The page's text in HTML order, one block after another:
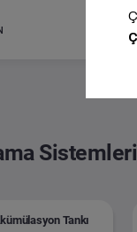
Sistemleri
Tankı